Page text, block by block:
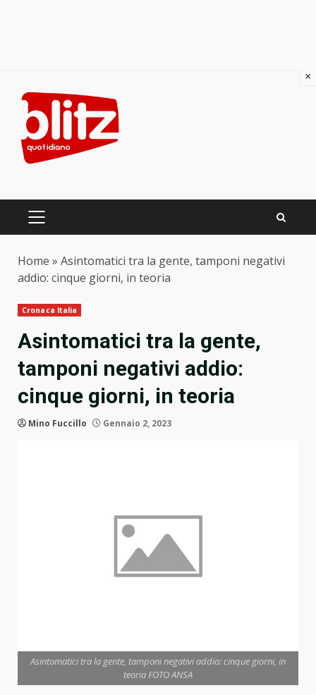
content
PRIMARY
Home » Asintomatici tra la gente, tamponi negativi
addio: cinque giorni, in teoria
Cronaca Italia
Asintomatici tra la gente,
tamponi negativi addio:
cinque giorni, in teoria
Mino Fuccillo Gennaio 2, 2023
Asintomatici tra la gente, tamponi negativi addio: cinque giorni, in
teoria FOTO ANSA
×